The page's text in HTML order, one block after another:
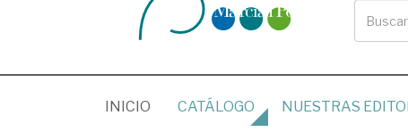
INICIO (CURRENT)
CATÁLOGO NUESTRAS